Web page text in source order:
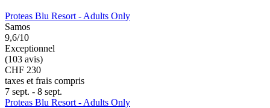
Proteas Blu Resort - Adults Only
Samos
9,6/10
Exceptionnel
(103 avis)
CHF 230
taxes et frais compris
7 sept. - 8 sept.
Proteas Blu Resort - Adults Only